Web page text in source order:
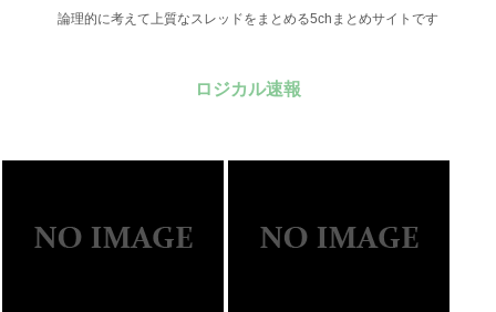
論理的に考えて上質なスレッドをまとめる5chまとめサイトです
ロジカル速報